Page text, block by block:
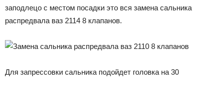
заподлецо с местом посадки это вся замена сальника
распредвала ваз 2114 8 клапанов.
Для запрессовки сальника подойдет головка на 30